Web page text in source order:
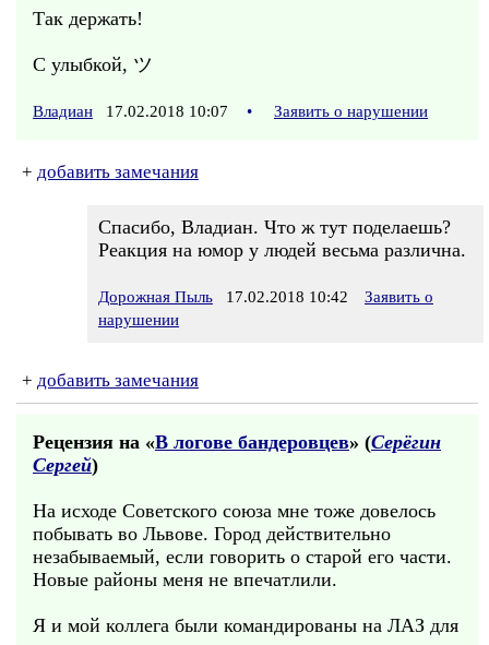
Так держать!
С улыбкой, ツ
Владиан 17.02.2018 10:07 • Заявить о нарушении
+ добавить замечания
Спасибо, Владиан. Что ж тут поделаешь?
Реакция на юмор у людей весьма различна.
Дорожная Пыль 17.02.2018 10:42
Заявить о
нарушении
+ добавить замечания
Рецензия на «В логове бандеровцев» (Серёгин
Сергей)
На исходе Советского союза мне тоже довелось
побывать во Львове. Город действительно
незабываемый, если говорить о старой его части.
Новые районы меня не впечатлили.
Я и мой коллега были командированы на ЛАЗ для